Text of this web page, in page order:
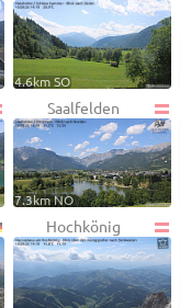
4.6km SO
Saalfelden
7.3km NO
Hochkönig